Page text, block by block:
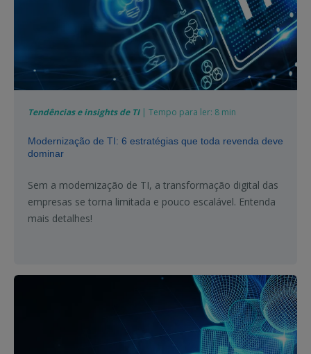
Tendências e insights de TI| Tempo para ler: 8 min
Modernização de TI: 6 estratégias que toda revenda deve
dominar
Sem a modernização de TI, a transformação digital das
empresas se torna limitada e pouco escalável. Entenda
mais detalhes!